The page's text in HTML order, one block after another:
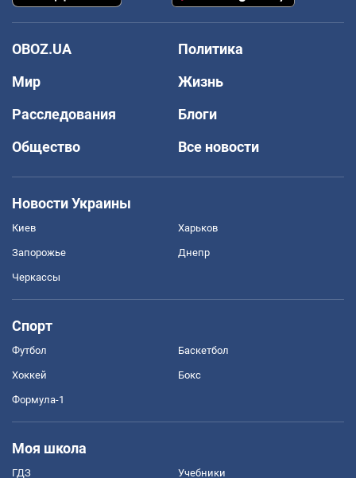
OBOZ.UA
Политика
Мир
Жизнь
Расследования
Блоги
Общество
Все новости
Новости Украины
Киев Харьков
Запорожье Днепр
Черкассы
Спорт
Футбол Баскетбол
Хоккей Бокс
Формула-1
Моя школа
ГДЗ Учебники